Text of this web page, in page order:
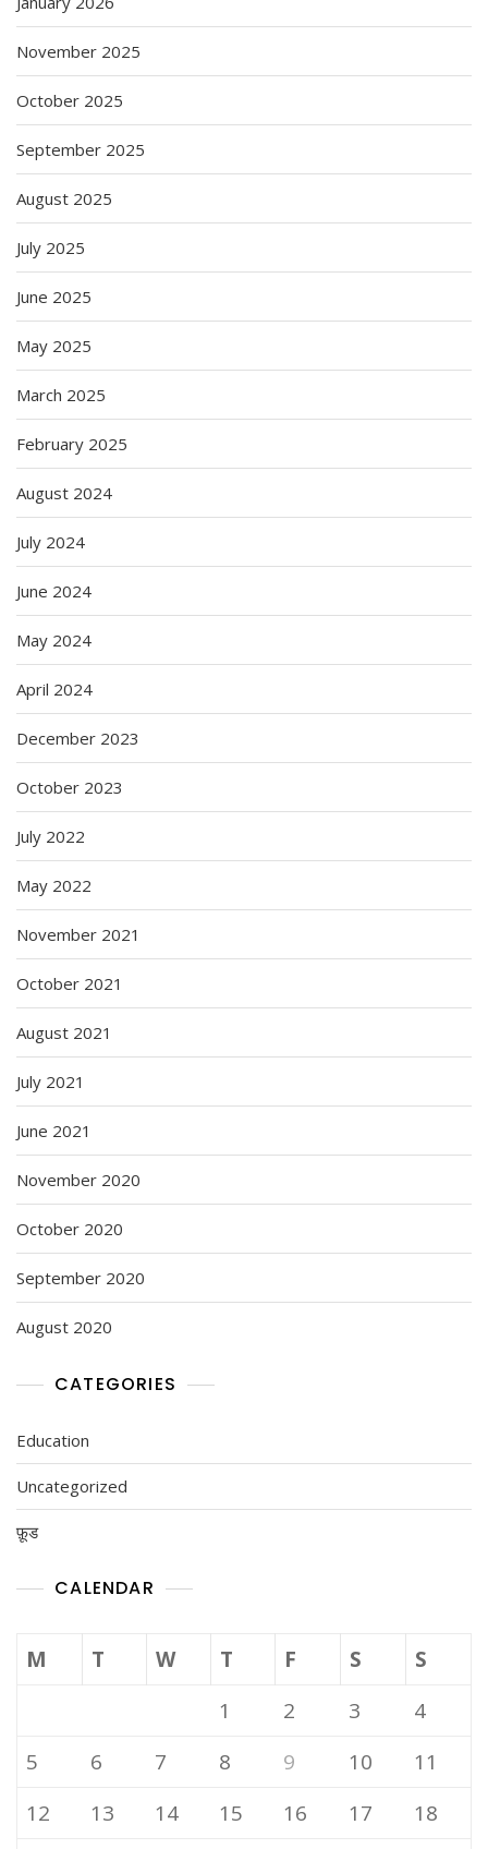
November 2025
October 2025
September 2025
August 2025
July 2025
June 2025
May 2025
March 2025
February 2025
August 2024
July 2024
June 2024
May 2024
April 2024
December 2023
October 2023
July 2022
May 2022
November 2021
October 2021
August 2021
July 2021
June 2021
November 2020
October 2020
September 2020
August 2020
CATEGORIES
Education
Uncategorized
फ़ूड
CALENDAR
M T W T F S
S
1
2 3
4
5
6 7 8 9 10
11
12
13 14 15 16 17
18